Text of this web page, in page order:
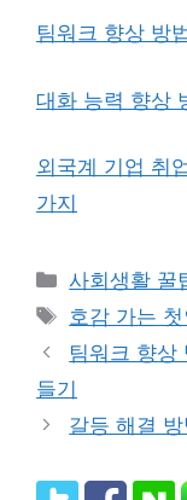
팀워크 향상 방
대화 능력 향상
외국계 기업 취
가지
Categories
사회생활 꿀
Tags
호감 가는
팀워크 향상
들기
갈등 해결